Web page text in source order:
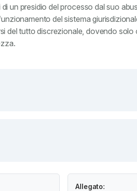
un presidio del processo dal suo
del sistema
del tutto discrezionale, dovendo solo
Allegato: